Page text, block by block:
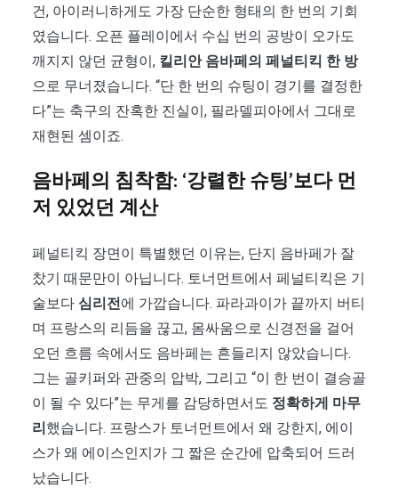
건, 아이러니하게도 가장 단순한 형태의 한 번의 기회
였습니다. 오픈 플레이에서 수십 번의 공방이 오가도
깨지지 않던 균형이, 킬리안 음바페의 페널티킥 한 방
으로 무너졌습니다. “단 한 번의 슈팅이 경기를 결정한
다”는 축구의 잔혹한 진실이, 필라델피아에서 그대로
재현된 셈이죠.
음바페의 침착함: ‘강렬한 슈팅’보다 먼
저 있었던 계산
페널티킥 장면이 특별했던 이유는, 단지 음바페가 잘
찼기 때문만이 아닙니다. 토너먼트에서 페널티킥은 기
술보다 심리전에 가깝습니다. 파라과이가 끝까지 버티
며 프랑스의 리듬을 끊고, 몸싸움으로 신경전을 걸어
오던 흐름 속에서도 음바페는 흔들리지 않았습니다.
그는 골키퍼와 관중의 압박, 그리고 “이 한 번이 결승골
이 될 수 있다”는 무게를 감당하면서도 정확하게 마무
리했습니다. 프랑스가 토너먼트에서 왜 강한지, 에이
스가 왜 에이스인지가 그 짧은 순간에 압축되어 드러
났습니다.